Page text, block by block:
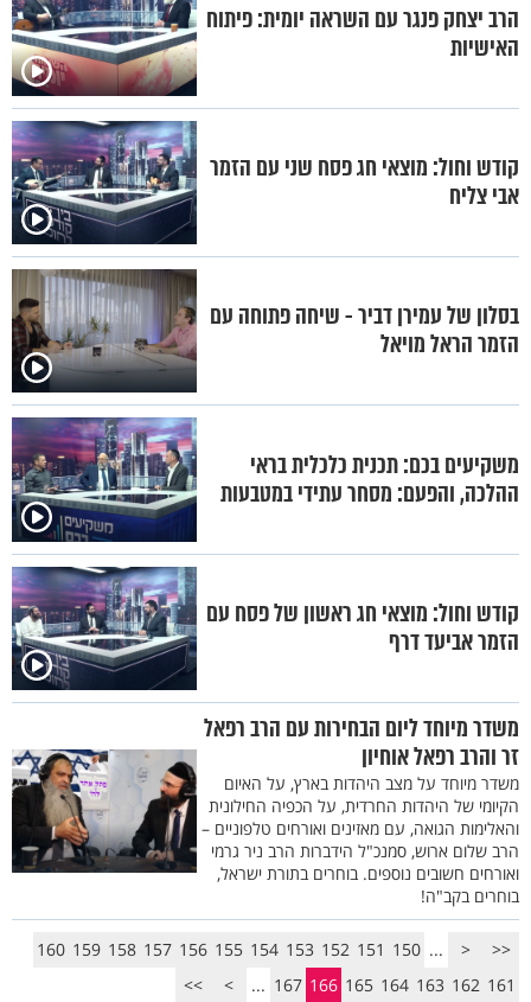
הרב יצחק פנגר עם השראה יומית: פיתוח
האישיות
קודש וחול: מוצאי חג פסח שני עם הזמר
אבי צליח
בסלון של עמירן דביר - שיחה פתוחה עם
הזמר הראל מויאל
משקיעים בכם: תכנית כלכלית בראי
ההלכה, והפעם: מסחר עתידי במטבעות
קודש וחול: מוצאי חג ראשון של פסח עם
הזמר אביעד דרף
משדר מיוחד ליום הבחירות עם הרב רפאל
זר והרב רפאל אוחיון
משדר מיוחד על מצב היהדות בארץ, על האיום
הקיומי של היהדות החרדית, על הכפיה החילונית
והאלימות הגואה, עם מאזינים ואורחים טלפוניים –
הרב שלום ארוש, סמנכ"ל הידברות הרב ניר גרמי
ואורחים חשובים נוספים. בוחרים בתורת ישראל,
בוחרים בקב"ה!
<<
<
...
150
151
152
153
154
155
156
157
158
159
160
161
162
163
164
165
166
167
...
>
>>